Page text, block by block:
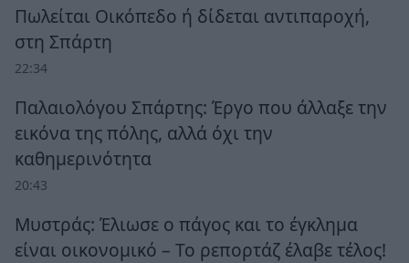
Πωλείται Οικόπεδο ή δίδεται αντιπαροχή,
στη Σπάρτη
22:34
Παλαιολόγου Σπάρτης: Έργο που άλλαξε την
εικόνα της πόλης, αλλά όχι την
καθημερινότητα
20:43
Μυστράς: Έλιωσε ο πάγος και το έγκλημα
είναι οικονομικό – Το ρεπορτάζ έλαβε τέλος!